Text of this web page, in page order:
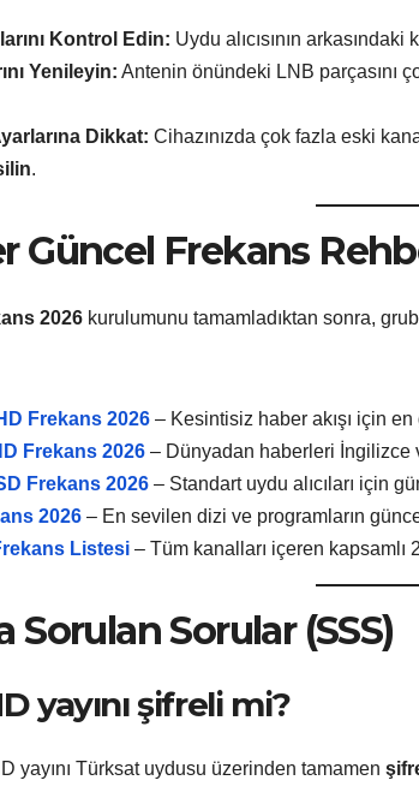
Kontrol Edin: Uydu alıcısının
Yenileyin: Antenin önündeki LNB parçasını
Dikkat: Cihazınızda çok fazla eski
.
Güncel Frekans
2026 kurulumunu tamamladıktan sonra,
Frekans 2026 – Kesintisiz haber akışı için
Frekans 2026 – Dünyadan haberleri İngilizce
Frekans 2026 – Standart uydu alıcıları için
2026 – En sevilen dizi ve programların
Listesi – Tüm kanalları içeren kapsamlı
Sorulan Sorular (SSS)
yayını şifreli mi?
yayını Türksat uydusu üzerinden tamamen